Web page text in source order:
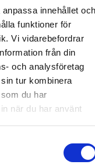
innehållet och
funktioner för
Vi vidarebefordrar
från din
och analysföretag
tur kombinera
du har
när du har använt
LÄS
HÄR